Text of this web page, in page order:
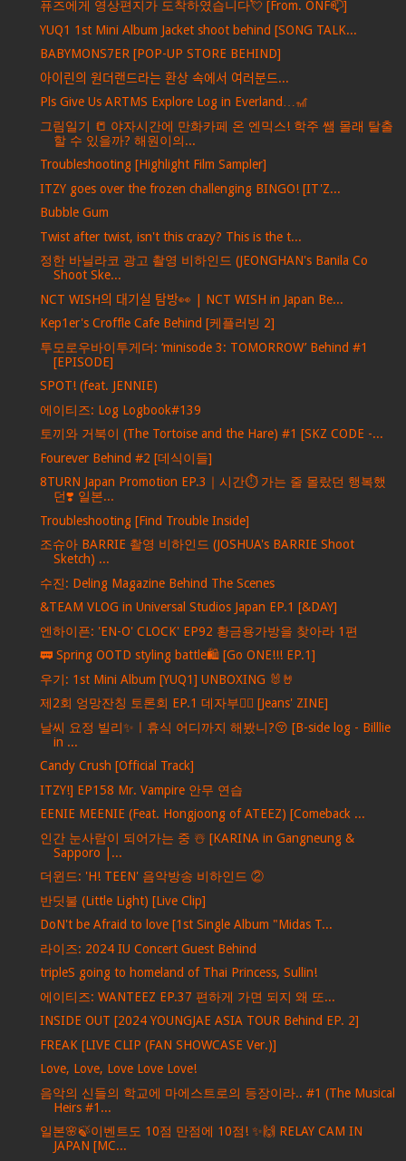
퓨즈에게 영상편지가 도착하였습니다💘 [From. ONF📫]
YUQ1 1st Mini Album Jacket shoot behind [SONG TALK...
BABYMONS7ER [POP-UP STORE BEHIND]
아이린의 원더랜드라는 환상 속에서 여러분드...
Pls Give Us ARTMS Explore Log in Everland…🎢
그림일기 📒 야자시간에 만화카페 온 엔믹스! 학주 쌤 몰래 탈출
할 수 있을까? 해원이의...
Troubleshooting [Highlight Film Sampler]
ITZY goes over the frozen challenging BINGO! [IT'Z...
Bubble Gum
Twist after twist, isn't this crazy? This is the t...
정한 바닐라코 광고 촬영 비하인드 (JEONGHAN's Banila Co
Shoot Ske...
NCT WISH의 대기실 탐방👀 | NCT WISH in Japan Be...
Kep1er's Croffle Cafe Behind [케플러빙 2]
투모로우바이투게더: ‘minisode 3: TOMORROW’ Behind #1
[EPISODE]
SPOT! (feat. JENNIE)
에이티즈: Log Logbook#139
토끼와 거북이 (The Tortoise and the Hare) #1 [SKZ CODE -...
Fourever Behind #2 [데식이들]
8TURN Japan Promotion EP.3｜시간⏱️ 가는 줄 몰랐던 행복했
던❣️ 일본...
Troubleshooting [Find Trouble Inside]
조슈아 BARRIE 촬영 비하인드 (JOSHUA's BARRIE Shoot
Sketch) ...
수진: Deling Magazine Behind The Scenes
&TEAM VLOG in Universal Studios Japan EP.1 [&DAY]
엔하이픈: 'EN-O' CLOCK' EP92 황금용가방을 찾아라 1편
🚃 Spring OOTD styling battle🛍️ [Go ONE!!! EP.1]
우기: 1st Mini Album [YUQ1] UNBOXING 🐰🤘
제2회 엉망잔칭 토론회 EP.1 데자부🤦‍♀️ [Jeans' ZINE]
날씨 요정 빌리✨ㅣ휴식 어디까지 해봤니?😚 [B-side log - Billlie
in ...
Candy Crush [Official Track]
ITZY!] EP158 Mr. Vampire 안무 연습
EENIE MEENIE (Feat. Hongjoong of ATEEZ) [Comeback ...
인간 눈사람이 되어가는 중 ☃️ [KARINA in Gangneung &
Sapporo |...
더윈드: 'H! TEEN' 음악방송 비하인드 ②
반딧불 (Little Light) [Live Clip]
DoN't be Afraid to love [1st Single Album "Midas T...
라이즈: 2024 IU Concert Guest Behind
tripleS going to homeland of Thai Princess, Sullin!
에이티즈: WANTEEZ EP.37 편하게 가면 되지 왜 또...
INSIDE OUT [2024 YOUNGJAE ASIA TOUR Behind EP. 2]
FREAK [LIVE CLIP (FAN SHOWCASE Ver.)]
Love, Love, Love Love Love!
음악의 신들의 학교에 마에스트로의 등장이라.. #1 (The Musical
Heirs #1...
일본🌸🍃이벤트도 10점 만점에 10점! ✨🙌 RELAY CAM IN
JAPAN [MC...